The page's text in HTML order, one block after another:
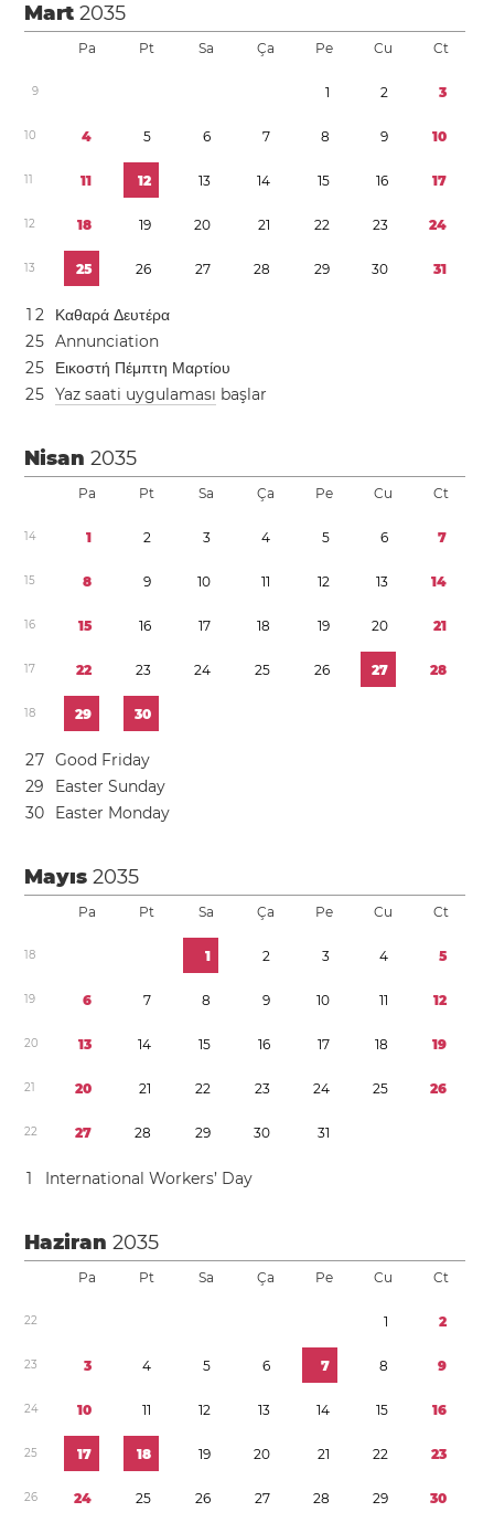
Mart2035
Pa Pt Sa Ça Pe Cu Ct
9 1 2 3
10 4 5 6 7 8 9 10
11 11 12 13 14 15 16 17
12 18 19 20 21 22 23 24
13 25 26 27 28 29 30 31
1 2
Καθαρά Δευτέρα
25 Annunciation
25
Εικοστή Πέμπτη Μαρτίου
25 Yaz saati uygulaması başlar
Nisan2035
Pa Pt Sa Ça Pe Cu Ct
14 1 2 3 4 5 6 7
15 8 9 10 11 12 13 14
16 15 16 17 18 19 20 21
17 22 23 24 25 26 27 28
18 29 30
27 Good Friday
29
Easter Sunday
30 Easter Monday
Mayıs2035
Pa Pt Sa Ça Pe Cu Ct
18 1 2 3 4 5
19 6 7 8 9 10 11 12
20 13 14 15 16 17 18 19
21 20 21 22 23 24 25 26
22 27 28 29 30 31
1 International Workers’ Day
Haziran2035
Pa Pt Sa Ça Pe Cu Ct
22 1 2
23 3 4 5 6 7 8 9
24 10 11 12 13 14 15 16
25 17 18 19 20 21 22 23
26 24 25 26 27 28 29 30